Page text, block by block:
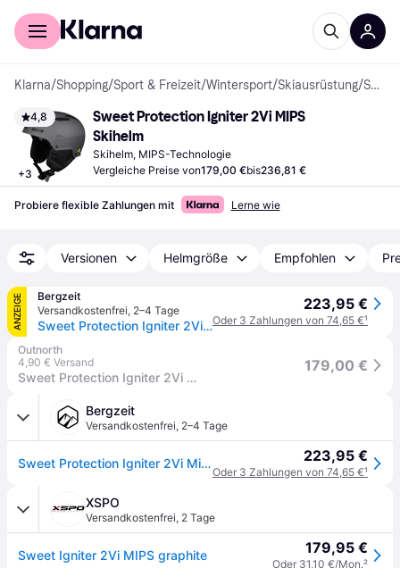
Für Shopper
Klarna/Shopping/Sport & Freizeit/Wintersport/Skiausrüstung/ Skihelme
4,8
+3
Sweet Protection Igniter 2Vi MIPS
Skihelm
Skihelm, MIPS-Technologie
Vergleiche Preise von179,00 €bis236,81 €
Probiere flexible Zahlungen mit Lerne wie
Versionen Helmgröße Empfohlen
ANZEIGE
Bergzeit
Versandkostenfrei, 2–4 Tage
Sweet Protection Igniter 2Vi Mips Skihelm
223,95 €
Oder 3 Zahlungen von 74,65 €¹
Outnorth
4,90 € Versand
Sweet Protection Igniter 2Vi Mips Helmet Graphite Skihelme S/M
179,00 €
Bergzeit
Versandkostenfrei, 2–4 Tage
Sweet Protection Igniter 2Vi Mips Skihelm 223,95 €
Oder 3 Zahlungen von 74,65 €¹
XSPO
Versandkostenfrei, 2 Tage
Sweet Igniter 2Vi MIPS graphite 179,95 €
Oder 31,10 €/Mon.²